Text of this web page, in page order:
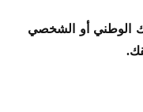
الوطني أو الشخصي